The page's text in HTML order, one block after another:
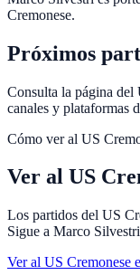
Cremonese.
Próximos
Consulta la página del
canales y plataformas
Cómo ver al US
Ver al US
Los partidos del US
Sigue a Marco
Ver al US Cremonese